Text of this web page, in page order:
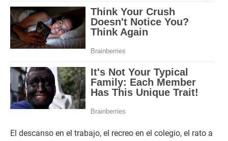
El descanso en el trabajo, el recreo en el colegio, el rato a